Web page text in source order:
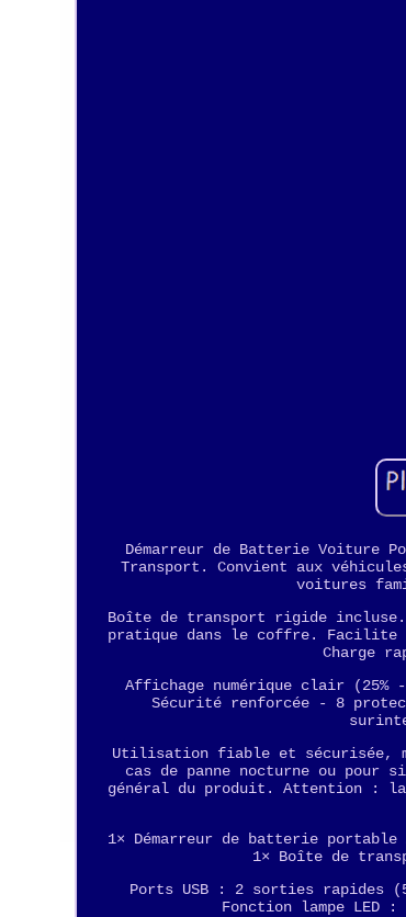
Démarreur de Batterie Voiture
Transport. Convient aux
voitures
Boîte de transport rigide incluse.
pratique dans le coffre. Facilite
Charge
Affichage numérique clair
Sécurité renforcée - 8
Utilisation fiable et sécurisée,
cas de panne nocturne ou pour
général du produit. Attention :
1× Démarreur de batterie portable
1× Boîte de
Ports USB : 2 sorties rapides
Fonction lampe